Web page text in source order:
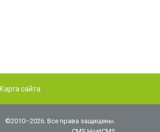
Карта сайта
©2010–2026. Все права защищены.